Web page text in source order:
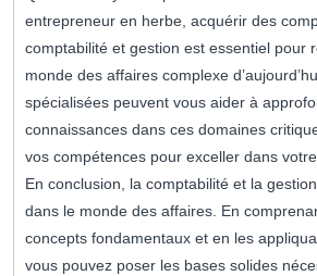
entrepreneur en herbe, acquérir des
comptabilité et gestion est essentiel pour
monde des affaires complexe
spécialisées peuvent vous aider à
connaissances dans ces domaines
vos compétences pour exceller dans
En conclusion, la comptabilité et la
dans le monde des affaires. En
concepts fondamentaux et en les
vous pouvez poser les bases solides